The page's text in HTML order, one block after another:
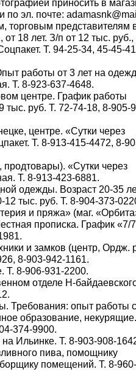
приносить в
по эл. почте:
торговым представителям
18 лет. З/п от 12 тыс. руб.,
Т. 94-25-34, 45-45-
работы от 3 лет на
Т. 8-923-637-4648.
центре. График работы
тыс. руб. Т. 72-74-18, 8-905-
центре. «Сутки через
Т. 8-913-415-4472, 8-
продтовары). «Сутки через
Т. 8-913-423-6881.
одежды. Возраст 20-35
тыс. руб. Т. 8-904-373-
и пряжа» (маг.
прописка. График «7/
и замков (центр, Ордж.
8-903-942-1161.
Т. 8-906-931-2200.
отделе Н-
Требования: опыт работы
образование,
374-9900.
Ильинке. Т. 8-903-908-
пива, помощнику
помещений. Т. 8-